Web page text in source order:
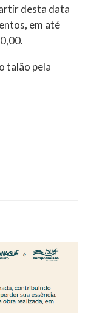
desta data
em até
talão pela